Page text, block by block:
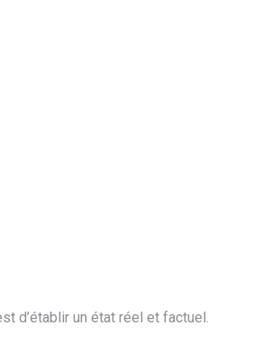
d’établir un état réel et factuel.